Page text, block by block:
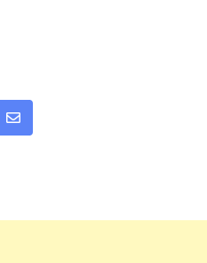
Share